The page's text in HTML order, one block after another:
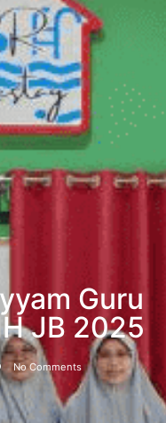
Guru
JB 2025
No Comments